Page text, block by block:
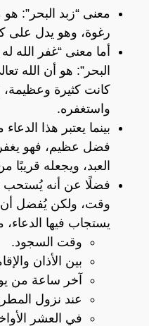
معنى “زبد البحر”:
رغوة، وهو يدل على
أما معنى “غفر الله
البحر”: هو أن الله
كانت كثيرة وعظيمة،
واستغفره.
بينما يعتبر هذا
فضل عظيم، فهو
العبد، ويجعله قريبًا
فضلًا عن أنه يُستحب
وقت، ولكن يُفضل أن
يستجاب فيها الدعاء،
وقت السجود.
بين الأذان
آخر ساعة من
عند نزول
في العشر